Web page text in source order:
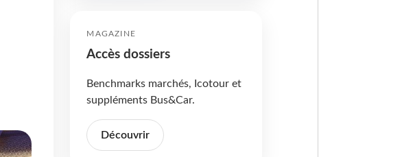
MAGAZINE
Accès dossiers
Benchmarks marchés, Icotour et
suppléments Bus&Car.
Découvrir